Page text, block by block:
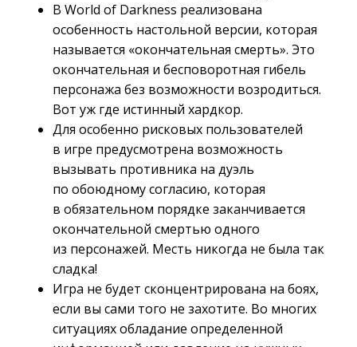
В World of Darkness реализована
особенность настольной версии, которая
называется «окончательная смерть». Это
окончательная и бесповоротная гибель
персонажа без возможности возродиться.
Вот уж где истинный хардкор.
Для особенно рисковых пользователей
в игре предусмотрена возможность
вызывать противника на дуэль
по обоюдному согласию, которая
в обязательном порядке заканчивается
окончательной смертью одного
из персонажей. Месть никогда не была так
сладка!
Игра не будет сконцентрирована на боях,
если вы сами того не захотите. Во многих
ситуациях обладание определенной